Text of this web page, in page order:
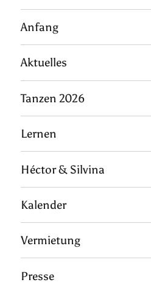
Anfang
Aktuelles
Tanzen 2026
Lernen
Héctor & Silvina
Kalender
Vermietung
Presse